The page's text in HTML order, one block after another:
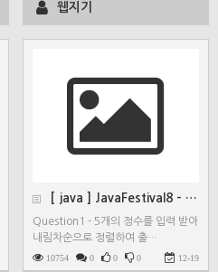
웹지기
[ java ] JavaFestival8 - Quest…
Question1 - 5개의 정수를 입력 받아
내림차순으로 정렬하여 출…
10754 0 0 0 12-19